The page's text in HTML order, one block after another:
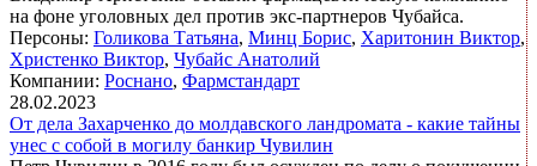
на фоне уголовных дел против экс-партнеров Чубайса.
Персоны: Голикова Татьяна, Минц Борис, Харитонин Виктор,
Христенко Виктор, Чубайс Анатолий
Компании: Роснано, Фармстандарт
28.02.2023
От дела Захарченко до молдавского ландромата - какие тайны
унес с собой в могилу банкир Чувилин